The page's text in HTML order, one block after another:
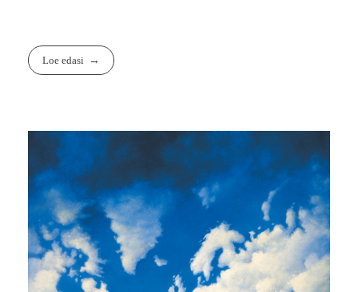
Loe edasi